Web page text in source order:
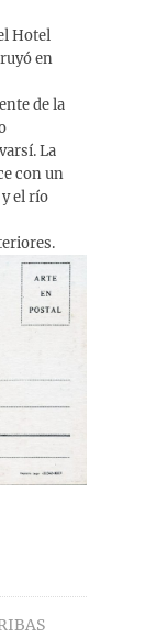
Hotel
en
de la
La
con un
el río